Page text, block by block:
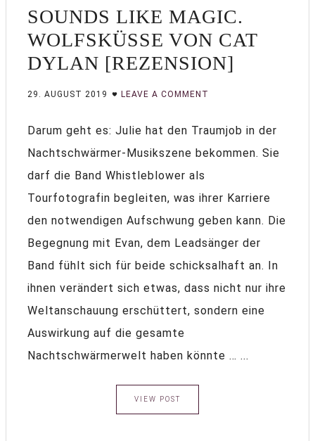
SOUNDS LIKE MAGIC.
WOLFSKÜSSE VON CAT
DYLAN [REZENSION]
29. AUGUST 2019 LEAVE A COMMENT
Darum geht es: Julie hat den Traumjob in der
Nachtschwärmer-Musikszene bekommen. Sie
darf die Band Whistleblower als
Tourfotografin begleiten, was ihrer Karriere
den notwendigen Aufschwung geben kann. Die
Begegnung mit Evan, dem Leadsänger der
Band fühlt sich für beide schicksalhaft an. In
ihnen verändert sich etwas, dass nicht nur ihre
Weltanschauung erschüttert, sondern eine
Auswirkung auf die gesamte
Nachtschwärmerwelt haben könnte … ...
VIEW POST